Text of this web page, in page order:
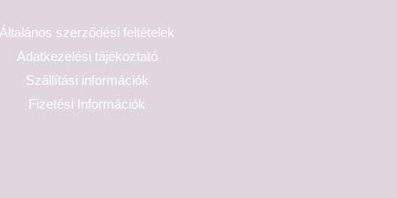
Általános szerződési feltételek
Adatkezelési tájékoztató
Szállítási információk
Fizetési Információk